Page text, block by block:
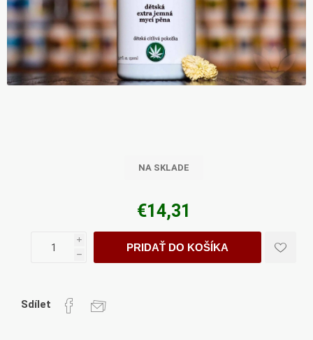
NA SKLADE
€14,31
i
h
PRIDAŤ DO KOŠÍKA
Sdílet